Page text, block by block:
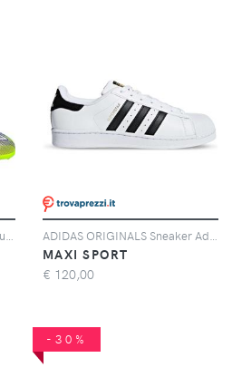
MAXI SPORT
€ 120,00
-30%